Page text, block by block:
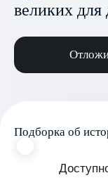
великих для
Подборка об